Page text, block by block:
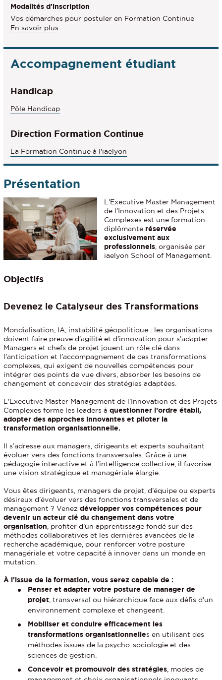
Modalités d'inscription
Vos démarches pour postuler en Formation Continue
En savoir plus
des
d'inscription
Accompagnement étudiant
Handicap
Pôle Handicap
Direction Formation Continue
La Formation Continue à l'iaelyon
Présentation
L'Executive Master Management
de l’Innovation et des Projets
Complexes est une formation
diplômante réservée
exclusivement aux
professionnels, organisée par
iaelyon School of Management.
Objectifs
Devenez le Catalyseur des Transformations
Mondialisation, IA, instabilité géopolitique : les organisations
doivent faire preuve d’agilité et d’innovation pour s’adapter.
Managers et chefs de projet jouent un rôle clé dans
l’anticipation et l’accompagnement de ces transformations
complexes, qui exigent de nouvelles compétences pour
intégrer des points de vue divers, absorber les besoins de
changement et concevoir des stratégies adaptées.
L'Executive Master Management de l’Innovation et des Projets
Complexes forme les leaders à questionner l’ordre établi,
adopter des approches innovantes et piloter la
transformation organisationnelle.
Il s’adresse aux managers, dirigeants et experts souhaitant
évoluer vers des fonctions transversales. Grâce à une
pédagogie interactive et à l’intelligence collective, il favorise
une vision stratégique et managériale élargie.
Vous êtes dirigeants, managers de projet, d’équipe ou experts
désireux d’évoluer vers des fonctions transversales et de
management ? Venez développer vos compétences pour
devenir un acteur clé du changement dans votre
organisation, profiter d’un apprentissage fondé sur des
méthodes collaboratives et les dernières avancées de la
recherche académique, pour renforcer votre posture
managériale et votre capacité à innover dans un monde en
mutation.
À l'issue de la formation, vous serez capable de :
Penser et adapter votre posture de manager de
projet, transversal ou hiérarchique face aux défis d'un
environnement complexe et changeant.
Mobiliser et conduire efficacement les
transformations organisationnelles en utilisant des
méthodes issues de la psycho-sociologie et des
sciences de gestion.
Concevoir et promouvoir des stratégies, modes de